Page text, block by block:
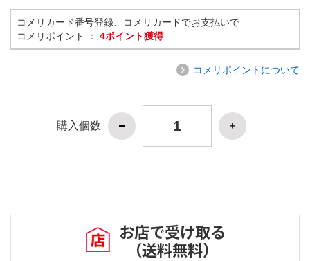
コメリカード番号登録、コメリカードでお支払いで
コメリポイント ： 4ポイント獲得
コメリポイントについて
購入個数
お店で受け取る
（送料無料）